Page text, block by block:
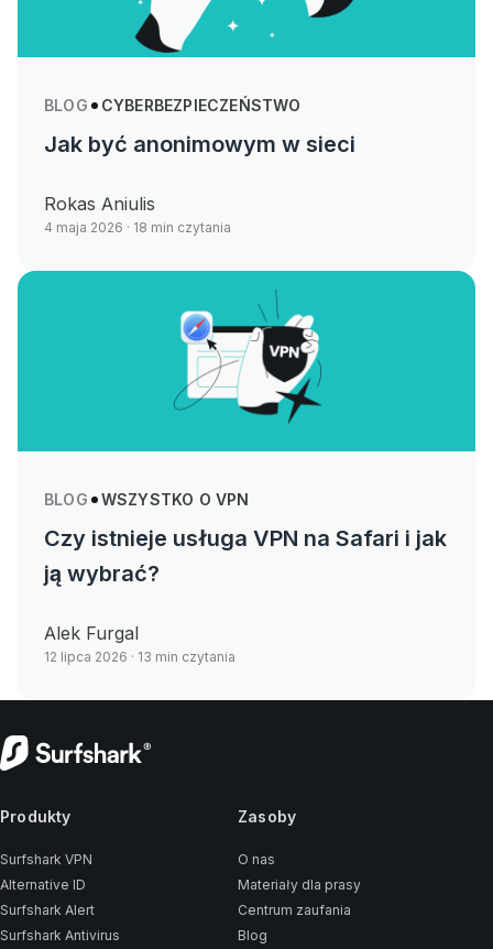
BLOG CYBERBEZPIECZEŃSTWO
Jak być anonimowym w sieci
Rokas Aniulis
4 maja 2026 · 18 min czytania
BLOG WSZYSTKO O VPN
Czy istnieje usługa VPN na Safari i jak
ją wybrać?
Alek Furgal
12 lipca 2026 · 13 min czytania
Produkty
Surfshark VPN
Alternative ID
Surfshark Alert
Surfshark Antivirus
Zasoby
O nas
Materiały dla prasy
Centrum zaufania
Blog